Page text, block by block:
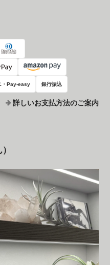
・Pay-easy 銀行振込
詳しいお支払方法のご案内